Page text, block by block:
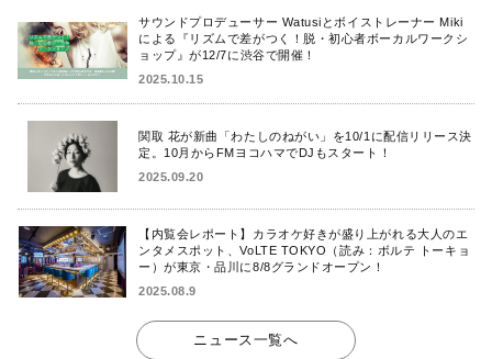
サウンドプロデューサー Watusiとボイストレーナー Miki
による『リズムで差がつく！脱・初心者ボーカルワークシ
ョップ』が12/7に渋谷で開催！
2025.10.15
関取 花が新曲「わたしのねがい」を10/1に配信リリース決
定。10月からFMヨコハマでDJもスタート！
2025.09.20
【内覧会レポート】カラオケ好きが盛り上がれる大人のエ
ンタメスポット、VoLTE TOKYO（読み：ボルテ トーキョ
ー）が東京・品川に8/8グランドオープン！
2025.08.9
ニュース一覧へ